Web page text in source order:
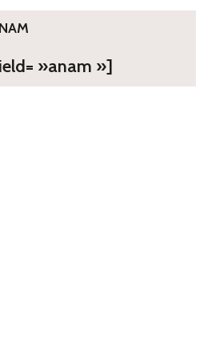
»anam »]